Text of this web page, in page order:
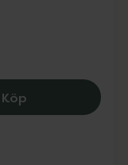
KöpFootner